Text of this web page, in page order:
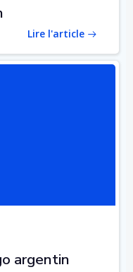
Lire l'article
argentin